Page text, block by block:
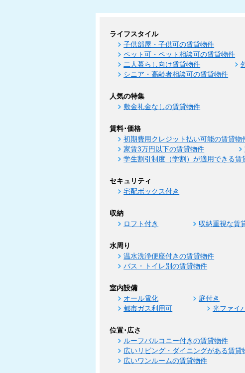
ライフスタイル
子供部屋・子供可の賃貸物件
ペット可・ペット相談可の賃貸物件
二人暮らし向け賃貸物件
シニア・高齢者相談可の賃貸物件
人気の特集
敷金礼金なしの賃貸物件
賃料･価格
初期費用クレジット払い可能の賃貸物
家賃3万円以下の賃貸物件
学生割引制度（学割）が適用できる賃
セキュリティ
宅配ボックス付き
収納
ロフト付き 収納重視な賃
水周り
温水洗浄便座付きの賃貸物件
バス・トイレ別の賃貸物件
室内設備
オール電化 庭付き
都市ガス利用可
光ファイ
位置･広さ
ルーフバルコニー付きの賃貸物件
広いリビング・ダイニングがある賃貸
広いワンルームの賃貸物件